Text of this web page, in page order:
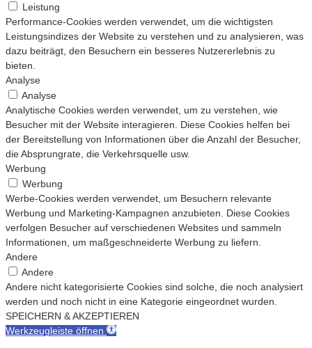
Leistung
Performance-Cookies werden verwendet, um die wichtigsten
Leistungsindizes der Website zu verstehen und zu analysieren, was
dazu beiträgt, den Besuchern ein besseres Nutzererlebnis zu
bieten.
Analyse
Analyse
Analytische Cookies werden verwendet, um zu verstehen, wie
Besucher mit der Website interagieren. Diese Cookies helfen bei
der Bereitstellung von Informationen über die Anzahl der Besucher,
die Absprungrate, die Verkehrsquelle usw.
Werbung
Werbung
Werbe-Cookies werden verwendet, um Besuchern relevante
Werbung und Marketing-Kampagnen anzubieten. Diese Cookies
verfolgen Besucher auf verschiedenen Websites und sammeln
Informationen, um maßgeschneiderte Werbung zu liefern.
Andere
Andere
Andere nicht kategorisierte Cookies sind solche, die noch analysiert
werden und noch nicht in eine Kategorie eingeordnet wurden.
SPEICHERN & AKZEPTIEREN
Werkzeugleiste öffnen